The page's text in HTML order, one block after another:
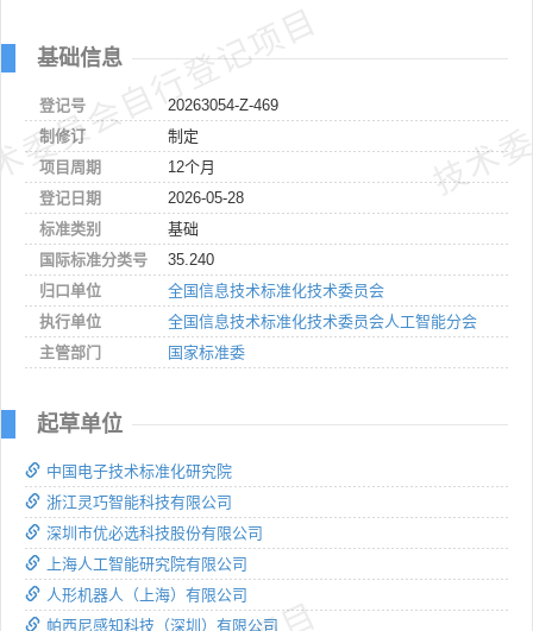
员会自行登记项目 技
基础信息
登记号
20263054-Z-469
制修订
制定
项目周期
12个月
登记日期
2026-05-28
标准类别
基础
国际标准分类号
35.240
归口单位
全国信息技术标准化技术委员会
执行单位
全国信息技术标准化技术委员会人工智能分会
主管部门
国家标准委
起草单位
中国电子技术标准化研究院
浙江灵巧智能科技有限公司
深圳市优必选科技股份有限公司
上海人工智能研究院有限公司
人形机器人（上海）有限公司
帕西尼感知科技（深圳）有限公司